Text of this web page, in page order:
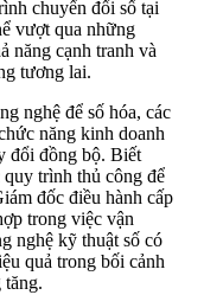
chuyển đổi số tại
vượt qua những
năng cạnh tranh và
tương lai.
nghệ để số hóa, các
năng kinh doanh
đổi đồng bộ. Biết
quy trình thủ công để
đốc điều hành cấp
trong việc vận
nghệ kỹ thuật số có
quả trong bối cảnh
tăng.